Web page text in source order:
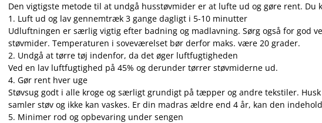
Den vigtigste metode til at undgå husstøvmider er at lufte ud og gøre rent.
1. Luft ud og lav gennemtræk 3 gange dagligt i 5-10 minutter
Udluftningen er særlig vigtig efter badning og madlavning. Sørg også for god
støvmider. Temperaturen i soveværelset bør derfor maks. være 20 grader.
2. Undgå at tørre tøj indenfor, da det øger luftfugtigheden
Ved en lav luftfugtighed på 45% og derunder tørrer støvmiderne ud.
4. Gør rent hver uge
Støvsug godt i alle kroge og særligt grundigt på tæpper og andre tekstiler.
samler støv og ikke kan vaskes. Er din madras ældre end 4 år, kan den
5. Minimer rod og opbevaring under sengen